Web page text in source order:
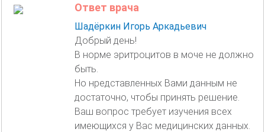
Ответ врача
Шадёркин Игорь Аркадьевич
Добрый день!
В норме эритроцитов в моче не должно
быть.
Но нредставленных Вами данным не
достаточно, чтобы принять решение.
Ваш вопрос требует изучения всех
имеющихся у Вас медицинских данных.